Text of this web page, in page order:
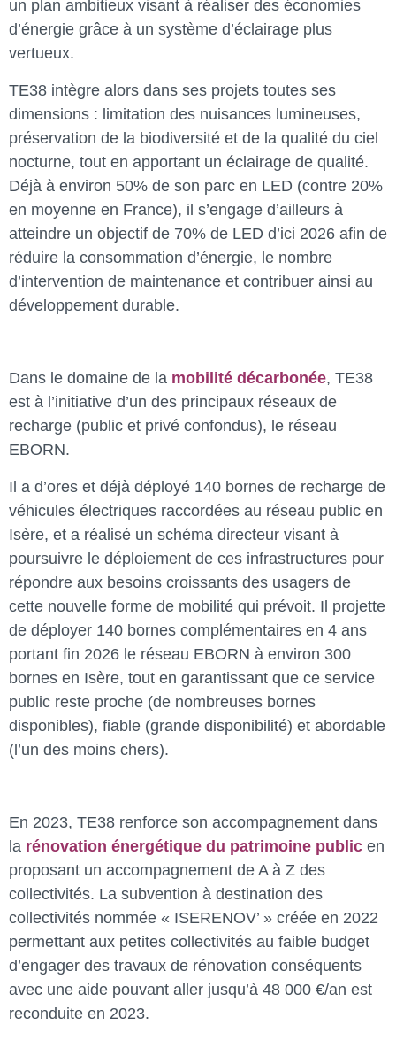
un plan ambitieux visant à réaliser des économies
d’énergie grâce à un système d’éclairage plus
vertueux.
TE38 intègre alors dans ses projets toutes ses
dimensions : limitation des nuisances lumineuses,
préservation de la biodiversité et de la qualité du ciel
nocturne, tout en apportant un éclairage de qualité.
Déjà à environ 50% de son parc en LED (contre 20%
en moyenne en France), il s’engage d’ailleurs à
atteindre un objectif de 70% de LED d’ici 2026 afin de
réduire la consommation d’énergie, le nombre
d’intervention de maintenance et contribuer ainsi au
développement durable.
Dans le domaine de la mobilité décarbonée, TE38
est à l’initiative d’un des principaux réseaux de
recharge (public et privé confondus), le réseau
EBORN.
Il a d’ores et déjà déployé 140 bornes de recharge de
véhicules électriques raccordées au réseau public en
Isère, et a réalisé un schéma directeur visant à
poursuivre le déploiement de ces infrastructures pour
répondre aux besoins croissants des usagers de
cette nouvelle forme de mobilité qui prévoit. Il projette
de déployer 140 bornes complémentaires en 4 ans
portant fin 2026 le réseau EBORN à environ 300
bornes en Isère, tout en garantissant que ce service
public reste proche (de nombreuses bornes
disponibles), fiable (grande disponibilité) et abordable
(l’un des moins chers).
En 2023, TE38 renforce son accompagnement dans
la rénovation énergétique du patrimoine public en
proposant un accompagnement de A à Z des
collectivités. La subvention à destination des
collectivités nommée « ISERENOV’ » créée en 2022
permettant aux petites collectivités au faible budget
d’engager des travaux de rénovation conséquents
avec une aide pouvant aller jusqu’à 48 000 €/an est
reconduite en 2023.